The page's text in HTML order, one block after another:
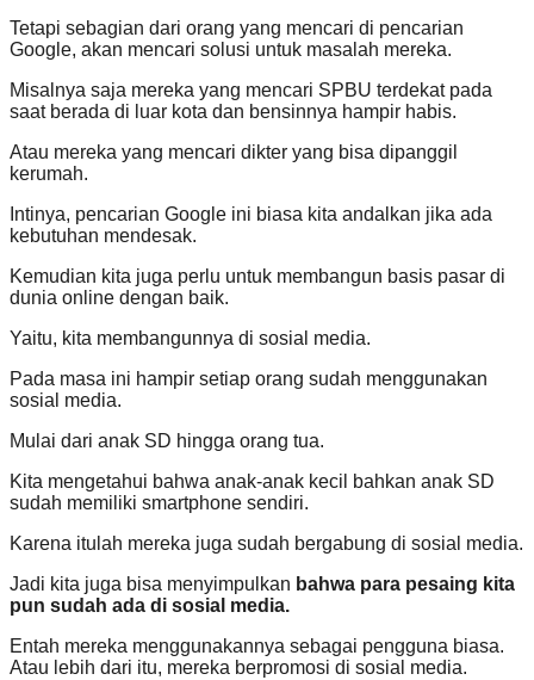
Tetapi sebagian dari orang yang mencari di pencarian
Google, akan mencari solusi untuk masalah mereka.
Misalnya saja mereka yang mencari SPBU terdekat pada
saat berada di luar kota dan bensinnya hampir habis.
Atau mereka yang mencari dikter yang bisa dipanggil
kerumah.
Intinya, pencarian Google ini biasa kita andalkan jika ada
kebutuhan mendesak.
Kemudian kita juga perlu untuk membangun basis pasar di
dunia online dengan baik.
Yaitu, kita membangunnya di sosial media.
Pada masa ini hampir setiap orang sudah menggunakan
sosial media.
Mulai dari anak SD hingga orang tua.
Kita mengetahui bahwa anak-anak kecil bahkan anak SD
sudah memiliki smartphone sendiri.
Karena itulah mereka juga sudah bergabung di sosial media.
Jadi kita juga bisa menyimpulkan bahwa para pesaing kita
pun sudah ada di sosial media.
Entah mereka menggunakannya sebagai pengguna biasa.
Atau lebih dari itu, mereka berpromosi di sosial media.